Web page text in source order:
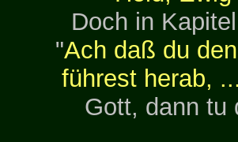
Doch in
"Ach daß du
führest herab,
Gott, dann tu